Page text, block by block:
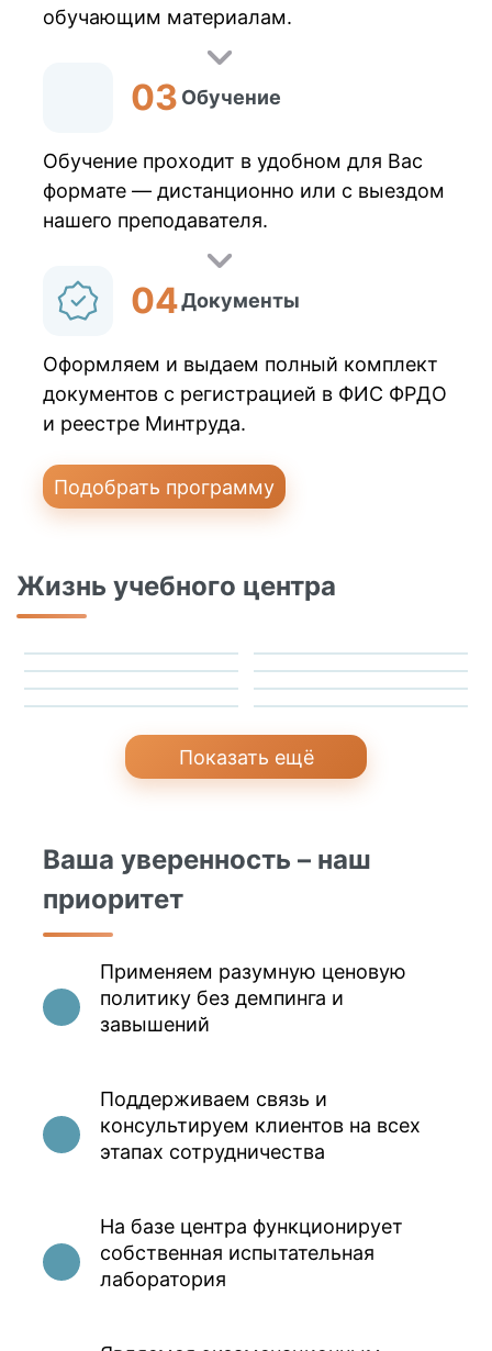
обучающим материалам.
Обучение
Обучение проходит в удобном для Вас
формате — дистанционно или с выездом
нашего преподавателя.
Документы
Оформляем и выдаем полный комплект
документов с регистрацией в ФИС ФРДО
и реестре Минтруда.
Подобрать программу
Жизнь учебного центра
Показать ещё
Ваша уверенность – наш
приоритет
Применяем разумную ценовую
политику без демпинга и
завышений
Поддерживаем связь и
консультируем клиентов на всех
этапах сотрудничества
На базе центра функционирует
собственная испытательная
лаборатория